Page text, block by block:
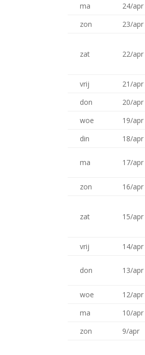
ma
24/apr
zon
23/apr
zat 22/apr
vrij 21/apr
don
20/apr
woe
19/apr
din
18/apr
ma 17/apr
zon 16/apr
zat 15/apr
vrij 14/apr
don 13/apr
woe 12/apr
ma
10/apr
zon
9/apr